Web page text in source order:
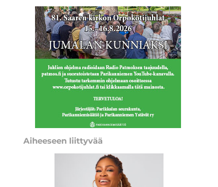
Aiheeseen liittyvää